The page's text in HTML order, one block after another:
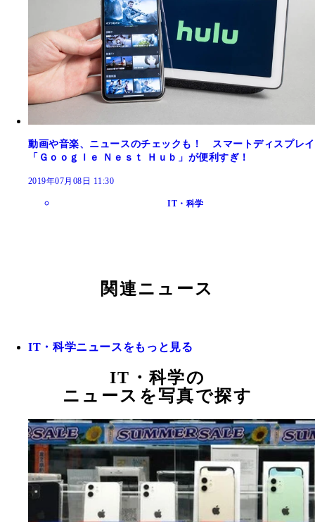
動画や音楽、ニュースのチェックも！ スマートディスプレイ
「Ｇｏｏｇｌｅ Ｎｅｓｔ Ｈｕｂ」が便利すぎ！
2019年07月08日 11:30
IT・科学
関連ニュース
IT・科学ニュースをもっと見る
IT・科学の
ニュースを写真で探す